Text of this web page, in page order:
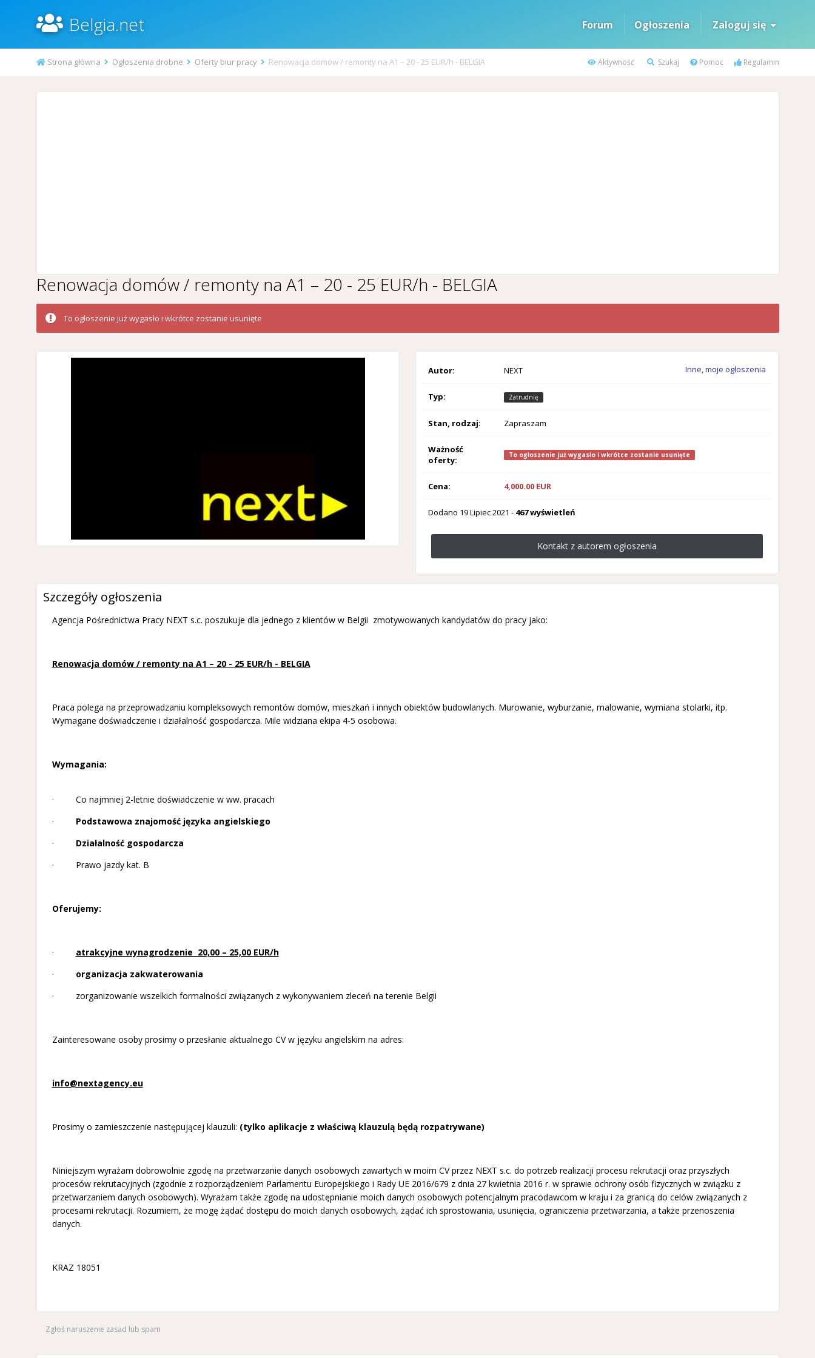
Belgia.net Forum Ogłoszenia Zaloguj się
Aktywność Szukaj Pomoc Regulamin
Strona główna Ogłoszenia drobne Oferty biur pracy Renowacja domów / remonty na A1 – 20 - 25 EUR/h - BELGIA
Renowacja domów / remonty na A1 – 20 - 25 EUR/h - BELGIA
To ogłoszenie już wygasło i wkrótce zostanie usunięte
Autor: NEXT Inne, moje ogłoszenia
Typ: Zatrudnię
Stan, rodzaj: Zapraszam
Ważność
oferty:
To ogłoszenie już wygasło i wkrótce zostanie usunięte
Cena: 4,000.00 EUR
Dodano 19 Lipiec 2021 - 467 wyświetleń
Kontakt z autorem ogłoszenia
Szczegóły ogłoszenia
Agencja Pośrednictwa Pracy NEXT s.c. poszukuje dla jednego z klientów w Belgii zmotywowanych kandydatów do pracy jako:
Renowacja domów / remonty na A1 – 20 - 25 EUR/h - BELGIA
Praca polega na przeprowadzaniu kompleksowych remontów domów, mieszkań i innych obiektów budowlanych. Murowanie, wyburzanie, malowanie, wymiana stolarki, itp.
Wymagane doświadczenie i działalność gospodarcza. Mile widziana ekipa 4-5 osobowa.
Wymagania:
· Co najmniej 2-letnie doświadczenie w ww. pracach
· Podstawowa znajomość języka angielskiego
·
Działalność gospodarcza
· Prawo jazdy kat. B
Oferujemy:
· atrakcyjne wynagrodzenie 20,00 – 25,00 EUR/h
·
organizacja zakwaterowania
· zorganizowanie wszelkich formalności związanych z wykonywaniem zleceń na terenie Belgii
Zainteresowane osoby prosimy o przesłanie aktualnego CV w języku angielskim na adres:
info@nextagency.eu
Prosimy o zamieszczenie następującej klauzuli: (tylko aplikacje z właściwą klauzulą będą rozpatrywane)
Niniejszym wyrażam dobrowolnie zgodę na przetwarzanie danych osobowych zawartych w moim CV przez NEXT s.c. do potrzeb realizacji procesu rekrutacji oraz przyszłych
procesów rekrutacyjnych (zgodnie z rozporządzeniem Parlamentu Europejskiego i Rady UE 2016/679 z dnia 27 kwietnia 2016 r. w sprawie ochrony osób fizycznych w związku z
przetwarzaniem danych osobowych). Wyrażam także zgodę na udostępnianie moich danych osobowych potencjalnym pracodawcom w kraju i za granicą do celów związanych z
procesami rekrutacji. Rozumiem, że mogę żądać dostępu do moich danych osobowych, żądać ich sprostowania, usunięcia, ograniczenia przetwarzania, a także przenoszenia
danych.
KRAZ 18051
Zgłoś naruszenie zasad lub spam